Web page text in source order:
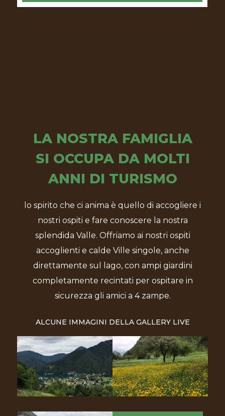
LA NOSTRA FAMIGLIA
SI OCCUPA DA MOLTI
ANNI DI TURISMO
lo spirito che ci anima è quello di accogliere i
nostri ospiti e fare conoscere la nostra
splendida Valle. Offriamo ai nostri ospiti
accoglienti e calde Ville singole, anche
direttamente sul lago, con ampi giardini
completamente recintati per ospitare in
sicurezza gli amici a 4 zampe.
ALCUNE IMMAGINI DELLA GALLERY LIVE